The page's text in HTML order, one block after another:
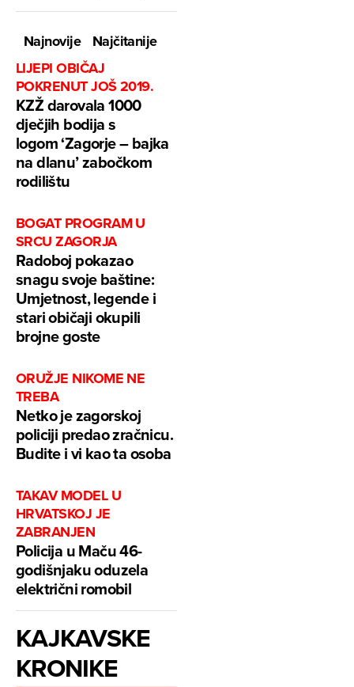
Najnovije
Najčitanije
LIJEPI OBIČAJ
POKRENUT JOŠ 2019.
KZŽ darovala 1000
dječjih bodija s
logom ‘Zagorje – bajka
na dlanu’ zabočkom
rodilištu
BOGAT PROGRAM U
SRCU ZAGORJA
Radoboj pokazao
snagu svoje baštine:
Umjetnost, legende i
stari običaji okupili
brojne goste
ORUŽJE NIKOME NE
TREBA
Netko je zagorskoj
policiji predao zračnicu.
Budite i vi kao ta osoba
TAKAV MODEL U
HRVATSKOJ JE
ZABRANJEN
Policija u Maču 46-
godišnjaku oduzela
električni romobil
KAJKAVSKE
KRONIKE